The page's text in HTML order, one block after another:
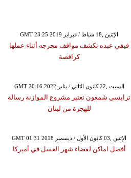
GMT 23:25 2019 الإثنين ,18 شباط / فبراير
فيفي عبده تكشف مواقف محرجه أثناء عملها
كراقصة
GMT 20:16 2022 السبت ,22 كانون الثاني / يناير
ترايسي شمعون تعتبر مشروع الموازنة رسالة
للهجرة من لبنان
GMT 01:31 2018 الإثنين ,03 كانون الأول / ديسمبر
أفضل اماكن لقضاء شهر العسل في أميركا